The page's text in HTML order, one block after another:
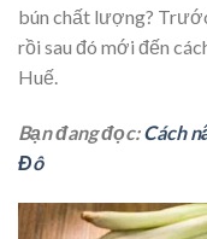
bún chất lượng?
rồi sau đó mới đến
Huế.
Bạn đang đọc:Cách
Đô